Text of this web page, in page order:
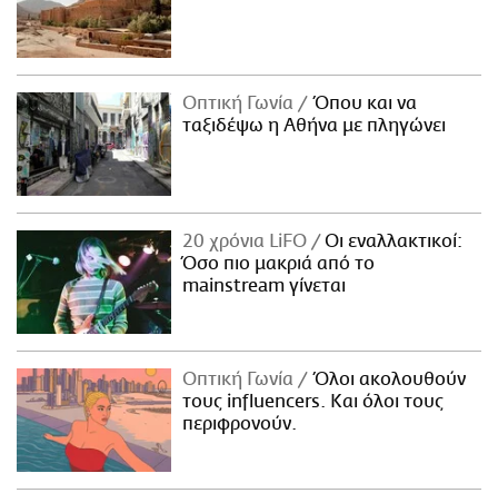
Οπτική Γωνία
Όπου και να
ταξιδέψω η Αθήνα με πληγώνει
20 χρόνια LiFO
Οι εναλλακτικοί:
Όσο πιο μακριά από το
mainstream γίνεται
Οπτική Γωνία
Όλοι ακολουθούν
τους influencers. Και όλοι τους
περιφρονούν.